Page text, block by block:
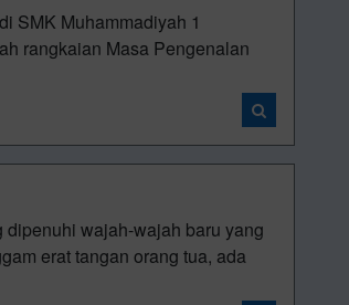
SMK Muhammadiyah 1
rangkaian Masa Pengenalan
wajah-wajah baru yang
erat tangan orang tua, ada